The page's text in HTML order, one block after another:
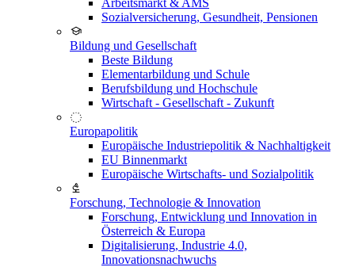
Arbeitsmarkt & AMS
Sozialversicherung, Gesundheit, Pensionen
Bildung und Gesellschaft
Beste Bildung
Elementarbildung und Schule
Berufsbildung und Hochschule
Wirtschaft - Gesellschaft - Zukunft
Europapolitik
Europäische Industriepolitik & Nachhaltigkeit
EU Binnenmarkt
Europäische Wirtschafts- und Sozialpolitik
Forschung, Technologie & Innovation
Forschung, Entwicklung und Innovation in
Österreich & Europa
Digitalisierung, Industrie 4.0,
Innovationsnachwuchs